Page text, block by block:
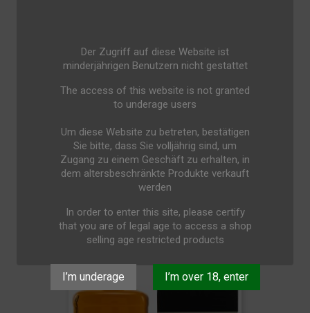
Der Zugriff auf diese Website ist
minderjährigen Benutzern nicht gestattet
The access of this website is not granted
to underage users
Um diese Website zu betreten, bestätigen
Sie bitte, dass Sie volljährig sind, um
Zugang zu einem Geschäft zu erhalten, in
dem altersbeschränkte Produkte verkauft
werden
In order to enter this site, please certify
that you are of legal age to access a shop
selling age restricted products
I’m underage I’m over 18, enter
32,50 €